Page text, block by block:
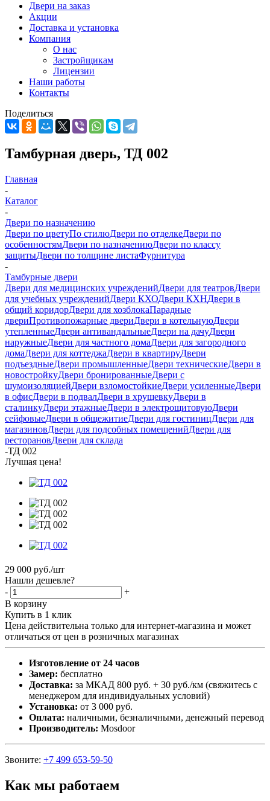
Двери на заказ
Акции
Доставка и установка
Компания
О нас
Застройщикам
Лицензии
Наши работы
Контакты
Поделиться
Тамбурная дверь, ТД 002
Главная
-
Каталог
-
Двери по назначению
Двери по цветуПо стилюДвери по отделкеДвери по
особенностямДвери по назначениюДвери по классу
защитыДвери по толщине листаФурнитура
-
Тамбурные двери
Двери для медицинских учрежденийДвери для театровДвери
для учебных учрежденийДвери КХОДвери КХНДвери в
общий коридорДвери для хозблокаПарадные
двериПротивопожарные двериДвери в котельнуюДвери
утепленныеДвери антивандальныеДвери на дачуДвери
наружныеДвери для частного домаДвери для загородного
домаДвери для коттеджаДвери в квартируДвери
подъездныеДвери промышленныеДвери техническиеДвери в
новостройкуДвери бронированныеДвери с
шумоизоляциейДвери взломостойкиеДвери усиленныеДвери
в офисДвери в подвалДвери в хрущевкуДвери в
сталинкуДвери этажныеДвери в электрощитовуюДвери
сейфовыеДвери в общежитиеДвери для гостиницДвери для
магазиновДвери для подсобных помещенийДвери для
ресторановДвери для склада
-ТД 002
Лучшая цена!
29 000 руб./шт
Нашли дешевле?
-
+
В корзину
Купить в 1 клик
Цена действительна только для интернет-магазина и может
отличаться от цен в розничных магазинах
Изготовление от 24 часов
Замер: бесплатно
Доставка: за МКАД 800 руб. + 30 руб./км (свяжитесь с
менеджером для индивидуальных условий)
Установка: от 3 000 руб.
Оплата: наличными, безналичными, денежный перевод
Производитель: Mosdoor
Звоните: +7 499 653-59-50
Как мы работаем